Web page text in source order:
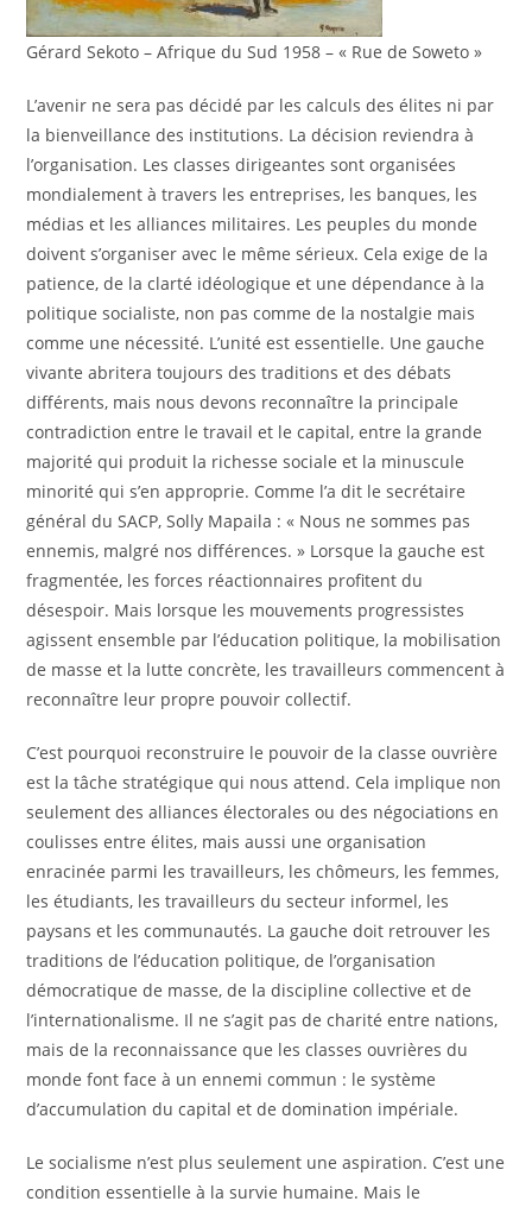
Gérard Sekoto – Afrique du Sud 1958 – « Rue de Soweto »
L’avenir ne sera pas décidé par les calculs des élites ni par
la bienveillance des institutions. La décision reviendra à
l’organisation. Les classes dirigeantes sont organisées
mondialement à travers les entreprises, les banques, les
médias et les alliances militaires. Les peuples du monde
doivent s’organiser avec le même sérieux. Cela exige de la
patience, de la clarté idéologique et une dépendance à la
politique socialiste, non pas comme de la nostalgie mais
comme une nécessité. L’unité est essentielle. Une gauche
vivante abritera toujours des traditions et des débats
différents, mais nous devons reconnaître la principale
contradiction entre le travail et le capital, entre la grande
majorité qui produit la richesse sociale et la minuscule
minorité qui s’en approprie. Comme l’a dit le secrétaire
général du SACP, Solly Mapaila : « Nous ne sommes pas
ennemis, malgré nos différences. » Lorsque la gauche est
fragmentée, les forces réactionnaires profitent du
désespoir. Mais lorsque les mouvements progressistes
agissent ensemble par l’éducation politique, la mobilisation
de masse et la lutte concrète, les travailleurs commencent à
reconnaître leur propre pouvoir collectif.
C’est pourquoi reconstruire le pouvoir de la classe ouvrière
est la tâche stratégique qui nous attend. Cela implique non
seulement des alliances électorales ou des négociations en
coulisses entre élites, mais aussi une organisation
enracinée parmi les travailleurs, les chômeurs, les femmes,
les étudiants, les travailleurs du secteur informel, les
paysans et les communautés. La gauche doit retrouver les
traditions de l’éducation politique, de l’organisation
démocratique de masse, de la discipline collective et de
l’internationalisme. Il ne s’agit pas de charité entre nations,
mais de la reconnaissance que les classes ouvrières du
monde font face à un ennemi commun : le système
d’accumulation du capital et de domination impériale.
Le socialisme n’est plus seulement une aspiration. C’est une
condition essentielle à la survie humaine. Mais le